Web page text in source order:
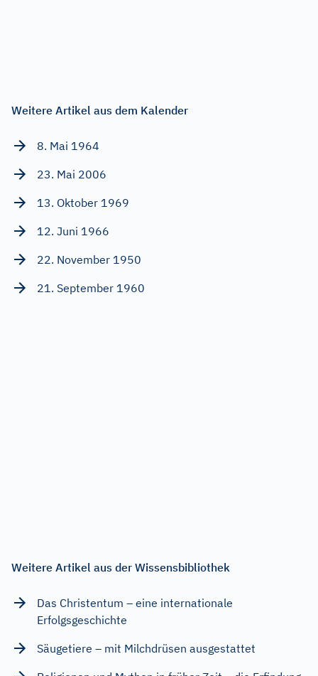
Weitere Artikel aus dem Kalender
8. Mai 1964
23. Mai 2006
13. Oktober 1969
12. Juni 1966
22. November 1950
21. September 1960
Weitere Artikel aus der Wissensbibliothek
Das Christentum – eine internationale
Erfolgsgeschichte
Säugetiere – mit Milchdrüsen ausgestattet